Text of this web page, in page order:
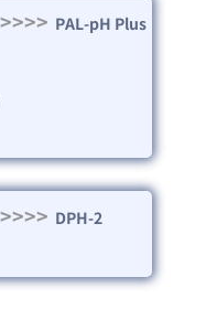
>>>> PAL-pH Plus
>>>> DPH-2